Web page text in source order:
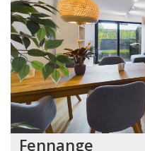
Fennange